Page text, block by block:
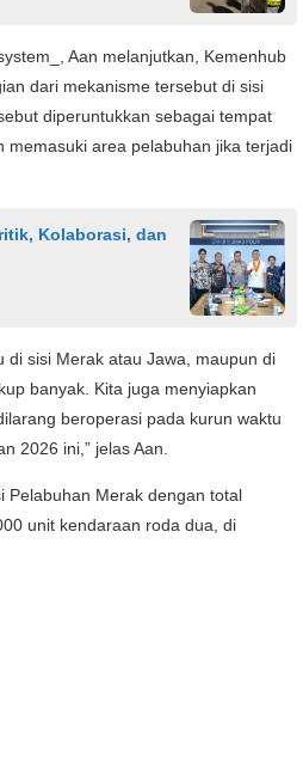
Aan melanjutkan, Kemenhub
dari mekanisme tersebut di sisi
diperuntukkan sebagai tempat
area pelabuhan jika terjadi
Kolaborasi, dan
di sisi Merak atau Jawa, maupun di
banyak. Kita juga menyiapkan
beroperasi pada kurun waktu
2026 ini,” jelas Aan.
Pelabuhan Merak dengan total
unit kendaraan roda dua, di